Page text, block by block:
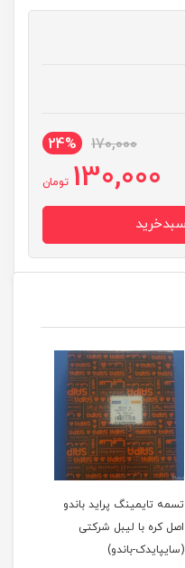
170,000
24%
130,000 تومان
تسمه تایمینگ پراید باندو
اصل کره با لیبل شرکتی
(سایپایدک-باندو)